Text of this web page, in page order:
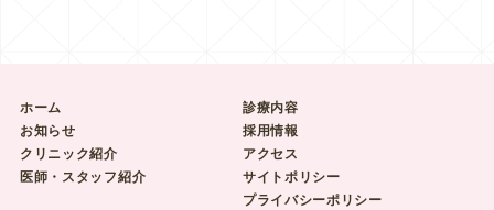
ホーム
お知らせ
クリニック紹介
医師・スタッフ紹介
診療内容
採用情報
アクセス
サイトポリシー
プライバシーポリシー